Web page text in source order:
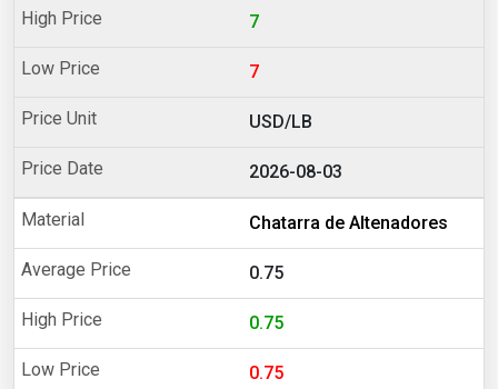
7
7
USD/LB
2026-08-03
Chatarra de Altenadores
0.75
0.75
0.75